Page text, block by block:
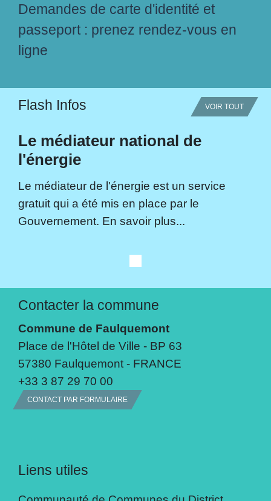
Demandes de carte d'identité et
passeport : prenez rendez-vous en
ligne
Flash Infos VOIR TOUT
Le médiateur national de
l'énergie
Le médiateur de l'énergie est un service
gratuit qui a été mis en place par le
Gouvernement. En savoir plus...
Contacter la commune
Commune de Faulquemont
Place de l'Hôtel de Ville - BP 63
57380 Faulquemont - FRANCE
+33 3 87 29 70 00
CONTACT PAR FORMULAIRE
Liens utiles